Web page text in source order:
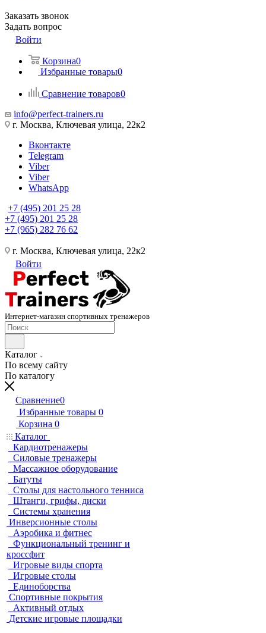
Заказать звонок
Задать вопрос
Войти
Корзина0
Избранные товары0
Сравнение товаров0
info@perfect-trainers.ru
г. Москва, Ключевая улица, 22к2
Вконтакте
Telegram
Viber
Viber
WhatsApp
+7 (495) 201 25 28
+7 (495) 201 25 28
+7 (965) 282 76 62
г. Москва, Ключевая улица, 22к2
Войти
Интернет-магазин спортивных тренажеров
Каталог
По всему сайту
По каталогу
Сравнение0
Избранные товары 0
Корзина 0
Каталог
Кардиотренажеры
Силовые тренажеры
Массажное оборудование
Батуты
Столы для настольного тенниса
Штанги, грифы, диски
Системы хранения
Инверсионные столы
Аэробика и фитнес
Функциональный тренинг и
кроссфит
Игровые виды спорта
Игровые столы
Единоборства
Спортивные покрытия
Активный отдых
Детские игровые площадки